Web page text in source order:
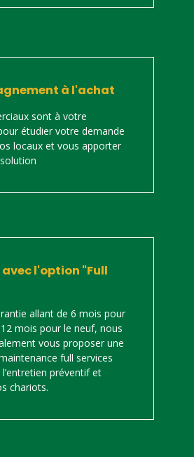
à l'achat
sont à votre
étudier votre demande
locaux et vous apporter
l'option "Full
allant de 6 mois pour
12 mois pour le neuf, nous
vous proposer une
full services
préventif et
chariots.